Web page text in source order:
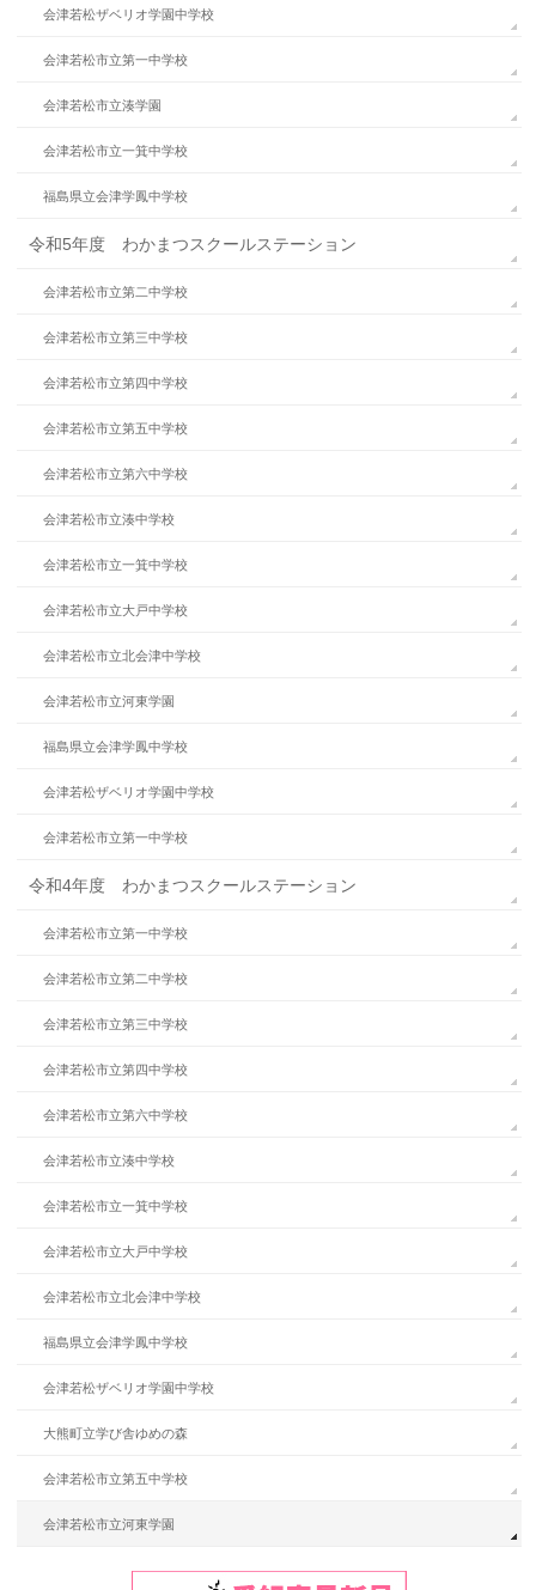
会津若松ザベリオ学園中学校
会津若松市立第一中学校
会津若松市立湊学園
会津若松市立一箕中学校
福島県立会津学鳳中学校
令和5年度 わかまつスクールステーション
会津若松市立第二中学校
会津若松市立第三中学校
会津若松市立第四中学校
会津若松市立第五中学校
会津若松市立第六中学校
会津若松市立湊中学校
会津若松市立一箕中学校
会津若松市立大戸中学校
会津若松市立北会津中学校
会津若松市立河東学園
福島県立会津学鳳中学校
会津若松ザベリオ学園中学校
会津若松市立第一中学校
令和4年度 わかまつスクールステーション
会津若松市立第一中学校
会津若松市立第二中学校
会津若松市立第三中学校
会津若松市立第四中学校
会津若松市立第六中学校
会津若松市立湊中学校
会津若松市立一箕中学校
会津若松市立大戸中学校
会津若松市立北会津中学校
福島県立会津学鳳中学校
会津若松ザベリオ学園中学校
大熊町立学び舎ゆめの森
会津若松市立第五中学校
会津若松市立河東学園